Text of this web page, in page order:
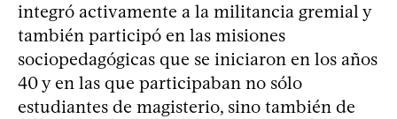
integró activamente a la militancia gremial y
también participó en las misiones
sociopedagógicas que se iniciaron en los años
40 y en las que participaban no sólo
estudiantes de magisterio, sino también de